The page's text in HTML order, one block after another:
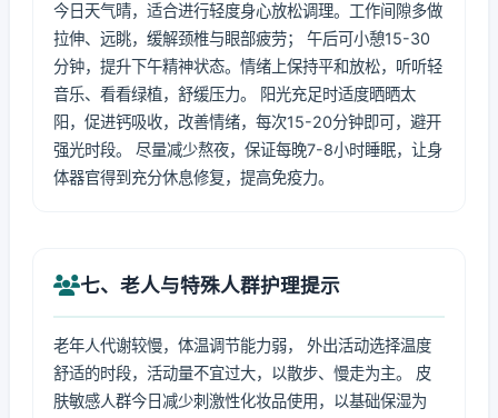
今日天气晴，适合进行轻度身心放松调理。工作间隙多做
拉伸、远眺，缓解颈椎与眼部疲劳； 午后可小憩15-30
分钟，提升下午精神状态。情绪上保持平和放松，听听轻
音乐、看看绿植，舒缓压力。 阳光充足时适度晒晒太
阳，促进钙吸收，改善情绪，每次15-20分钟即可，避开
强光时段。 尽量减少熬夜，保证每晚7-8小时睡眠，让身
体器官得到充分休息修复，提高免疫力。
七、老人与特殊人群护理提示
老年人代谢较慢，体温调节能力弱， 外出活动选择温度
舒适的时段，活动量不宜过大，以散步、慢走为主。 皮
肤敏感人群今日减少刺激性化妆品使用，以基础保湿为